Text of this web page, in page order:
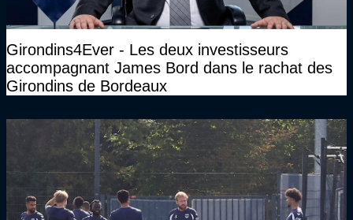
Girondins4Ever - Les deux investisseurs
accompagnant James Bord dans le rachat des
Girondins de Bordeaux